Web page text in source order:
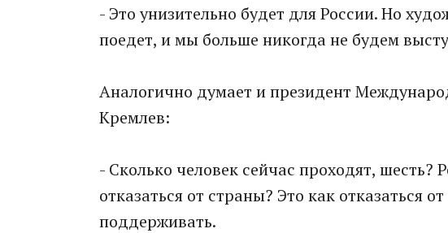
- Это унизительно будет для России. Но
поедет, и мы больше никогда не будем
Аналогично думает и президент
Кремлев:
- Сколько человек сейчас проходят,
отказаться от страны? Это как отказаться
поддерживать.